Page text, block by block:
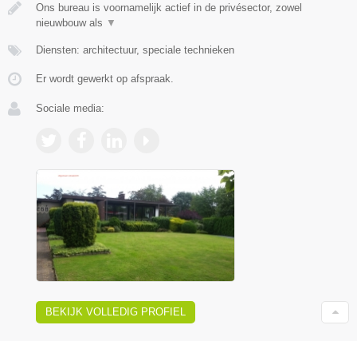
Ons bureau is voornamelijk actief in de privésector, zowel
nieuwbouw als ▼
Diensten: architectuur, speciale technieken
Er wordt gewerkt op afspraak.
Sociale media:
BEKIJK VOLLEDIG PROFIEL